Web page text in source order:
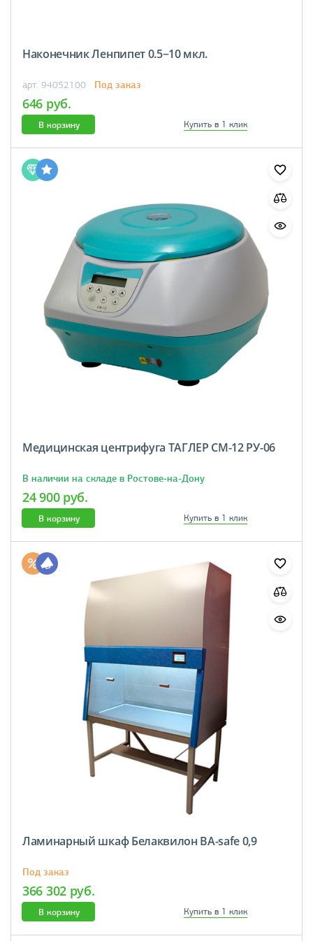
Наконечник Ленпипет 0.5−10 мкл.
арт. 94052100 Под заказ
646 руб.
В корзину Купить в 1 клик
Медицинская центрифуга ТАГЛЕР СМ-12 РУ-06
В наличии на складе в Ростове-на-Дону
24 900 руб.
В корзину Купить в 1 клик
Ламинарный шкаф Белаквилон BA-safe 0,9
Под заказ
366 302 руб.
В корзину Купить в 1 клик